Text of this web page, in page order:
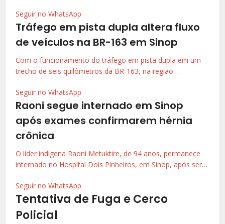
Seguir no WhatsApp
Tráfego em pista dupla altera fluxo
de veículos na BR-163 em Sinop
Com o funcionamento do tráfego em pista dupla em um
trecho de seis quilômetros da BR-163, na região…
Seguir no WhatsApp
Raoni segue internado em Sinop
após exames confirmarem hérnia
crônica
O líder indígena Raoni Metuktire, de 94 anos, permanece
internado no Hospital Dois Pinheiros, em Sinop, após ser…
Seguir no WhatsApp
Tentativa de Fuga e Cerco
Policial